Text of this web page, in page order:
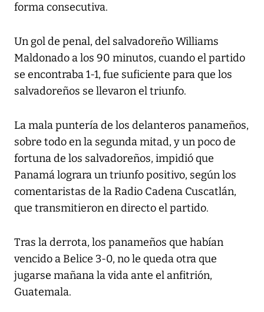
forma consecutiva.
Un gol de penal, del salvadoreño Williams
Maldonado a los 90 minutos, cuando el partido
se encontraba 1-1, fue suficiente para que los
salvadoreños se llevaron el triunfo.
La mala puntería de los delanteros panameños,
sobre todo en la segunda mitad, y un poco de
fortuna de los salvadoreños, impidió que
Panamá lograra un triunfo positivo, según los
comentaristas de la Radio Cadena Cuscatlán,
que transmitieron en directo el partido.
Tras la derrota, los panameños que habían
vencido a Belice 3-0, no le queda otra que
jugarse mañana la vida ante el anfitrión,
Guatemala.